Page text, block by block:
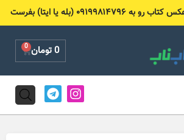
(بله یا ایتا) بفرست
0تومان 0
Cart
I
n
s
T
e
l